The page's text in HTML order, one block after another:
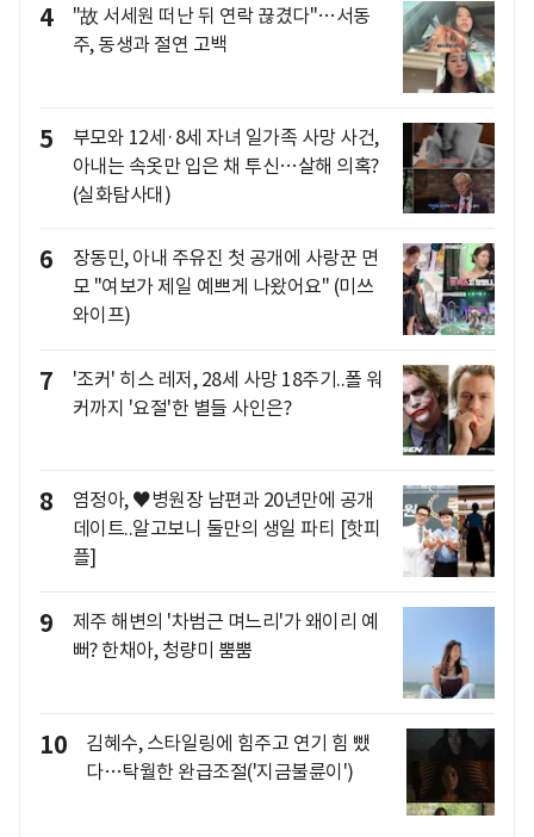
4
"故 서세원 떠난 뒤 연락 끊겼다"…서동
주, 동생과 절연 고백
5
부모와 12세·8세 자녀 일가족 사망 사건,
아내는 속옷만 입은 채 투신…살해 의혹?
(실화탐사대)
6
장동민, 아내 주유진 첫 공개에 사랑꾼 면
모 "여보가 제일 예쁘게 나왔어요" (미쓰
와이프)
7
'조커' 히스 레저, 28세 사망 18주기..폴 워
커까지 '요절'한 별들 사인은?
8
염정아, ♥병원장 남편과 20년만에 공개
데이트..알고보니 둘만의 생일 파티 [핫피
플]
9
제주 해변의 '차범근 며느리'가 왜이리 예
뻐? 한채아, 청량미 뿜뿜
10
김혜수, 스타일링에 힘주고 연기 힘 뺐
다…탁월한 완급조절('지금불륜이')